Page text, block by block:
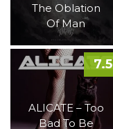
The Oblation
Of Man
ALICATE – Too
Bad To Be
7.5